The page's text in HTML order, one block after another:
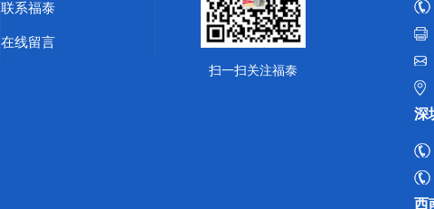
联系福泰
在线留言
扫一扫关注福泰
深
西